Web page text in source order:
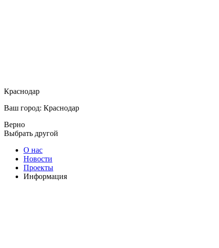
Краснодар
Ваш город: Краснодар
Верно
Выбрать другой
О нас
Новости
Проекты
Информация